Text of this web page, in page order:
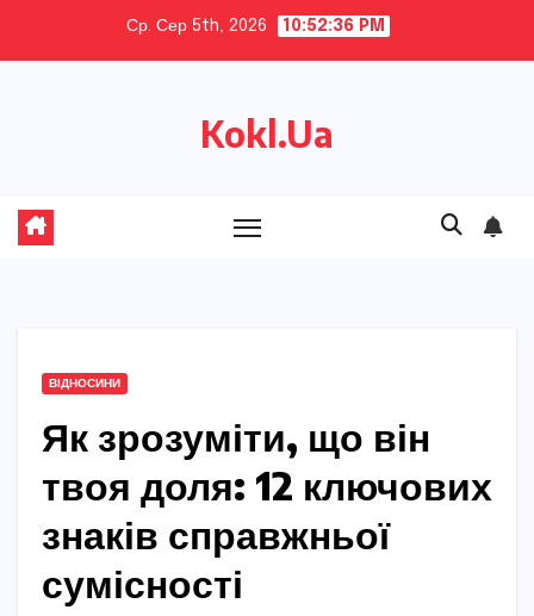
Ср. Сер 5th, 2026 10:52:38 PM
Kokl.Ua
ВІДНОСИНИ
Як зрозуміти, що він
твоя доля: 12 ключових
знаків справжньої
сумісності